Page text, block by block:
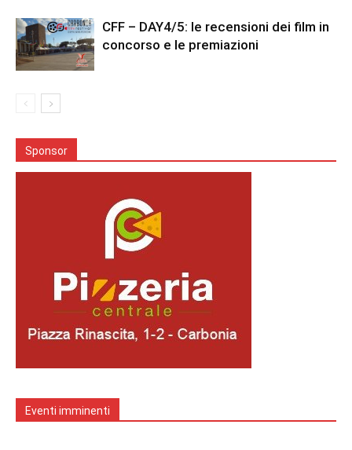
CFF – DAY4/5: le recensioni dei film in
concorso e le premiazioni
Sponsor
Eventi imminenti